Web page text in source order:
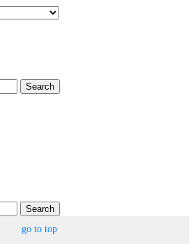
Search
Search
go to top